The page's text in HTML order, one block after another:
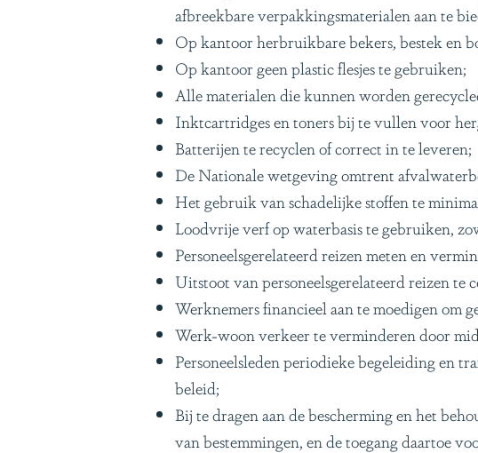
afbreekbare verpakkingsmaterialen aan te
Op kantoor herbruikbare bekers, bestek en
Op kantoor geen plastic flesjes te gebruiken;
Alle materialen die kunnen worden
Inktcartridges en toners bij te vullen voor
Batterijen te recyclen of correct in te leveren;
De Nationale wetgeving omtrent
Het gebruik van schadelijke stoffen te
Loodvrije verf op waterbasis te gebruiken,
Personeelsgerelateerd reizen meten en
Uitstoot van personeelsgerelateerd reizen te
Werknemers financieel aan te moedigen om
Werk-woon verkeer te verminderen door
Personeelsleden periodieke begeleiding en
beleid;
Bij te dragen aan de bescherming en het
van bestemmingen, en de toegang daartoe